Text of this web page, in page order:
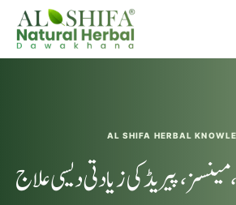
AL SHIFA HERBAL
پیریڈ کی زیادتی دیسی علاج